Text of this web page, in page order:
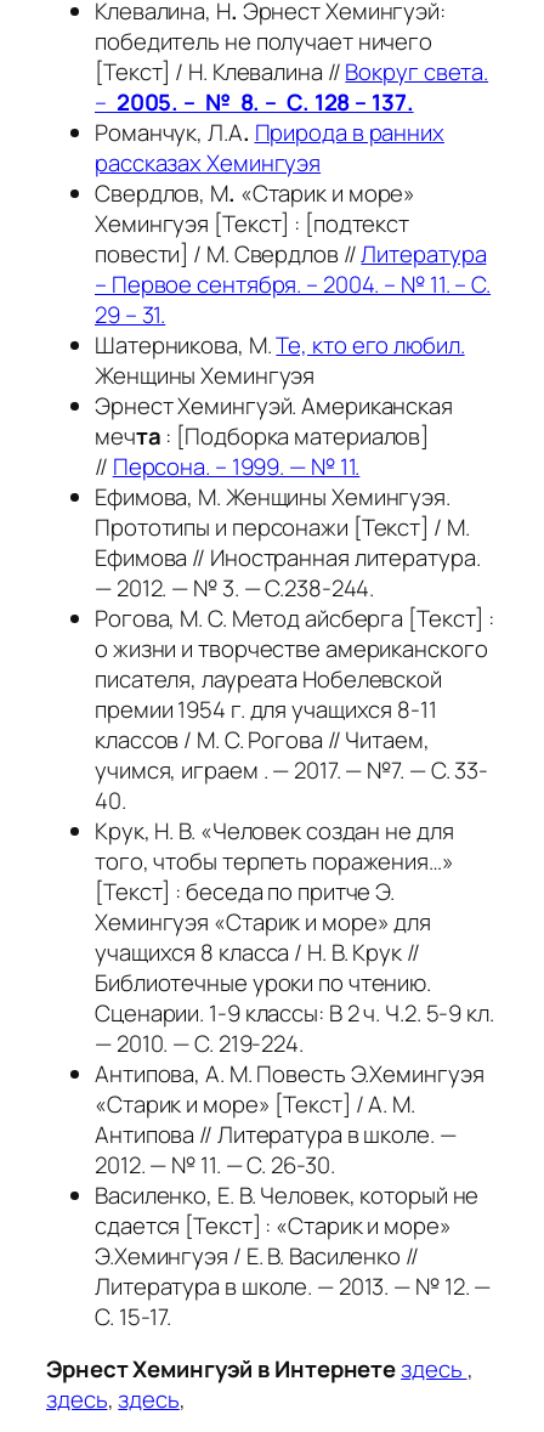
Клевалина, Н. Эрнест Хемингуэй:
победитель не получает ничего
[Текст] / Н. Клевалина //Вокруг света.
– 2005. – № 8. – С. 128 – 137.
Романчук, Л.А. Природа в ранних
рассказах Хемингуэя
Свердлов, М. «Старик и море»
Хемингуэя [Текст] : [подтекст
повести] / М. Свердлов //Литература
– Первое сентября. – 2004. – № 11. – С.
29 – 31.
Шатерникова, М.Те, кто его любил.
Женщины Хемингуэя
Эрнест Хемингуэй. Американская
мечта : [Подборка материалов]
// Персона. – 1999. — № 11.
Ефимова, М. Женщины Хемингуэя.
Прототипы и персонажи [Текст] / М.
Ефимова // Иностранная литература.
— 2012. — № 3. — С.238-244.
Рогова, М. С. Метод айсберга [Текст] :
о жизни и творчестве американского
писателя, лауреата Нобелевской
премии 1954 г. для учащихся 8-11
классов / М. С. Рогова // Читаем,
учимся, играем . — 2017. — №7. — С. 33-
40.
Крук, Н. В. «Человек создан не для
того, чтобы терпеть поражения…»
[Текст] : беседа по притче Э.
Хемингуэя «Старик и море» для
учащихся 8 класса / Н. В. Крук //
Библиотечные уроки по чтению.
Сценарии. 1-9 классы: В 2 ч. Ч.2. 5-9 кл.
— 2010. — С. 219-224.
Антипова, А. М. Повесть Э.Хемингуэя
«Старик и море» [Текст] / А. М.
Антипова // Литература в школе. —
2012. — № 11. — С. 26-30.
Василенко, Е. В. Человек, который не
сдается [Текст] : «Старик и море»
Э.Хемингуэя / Е. В. Василенко //
Литература в школе. — 2013. — № 12. —
С. 15-17.
Эрнест Хемингуэй в Интернетездесь ,
здесь,здесь,